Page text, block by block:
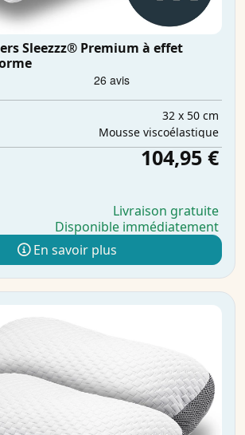
Sleezzz® Premium à effet
32 x 50 cm
Mousse viscoélastique
104,95 €
Livraison gratuite
Disponible immédiatement
En savoir plus